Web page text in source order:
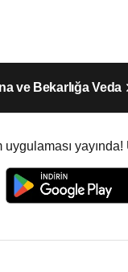
ve Bekarlığa Veda
uygulaması